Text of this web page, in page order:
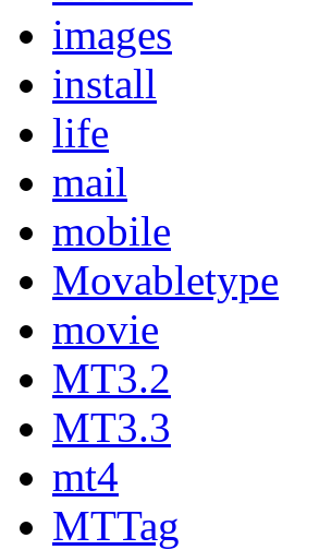
images
install
life
mail
mobile
Movabletype
movie
MT3.2
MT3.3
mt4
MTTag